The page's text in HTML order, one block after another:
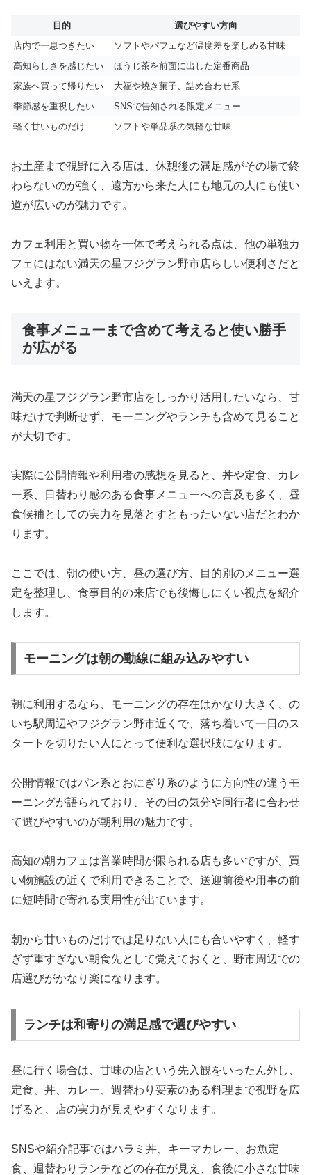
目的
選びやすい方向
店内で一息つきたい
ソフトやパフェなど温度差を楽しめる甘味
高知らしさを感じたい
ほうじ茶を前面に出した定番商品
家族へ買って帰りたい
大福や焼き菓子、詰め合わせ系
季節感を重視したい
SNSで告知される限定メニュー
軽く甘いものだけ
ソフトや単品系の気軽な甘味
お土産まで視野に入る店は、休憩後の満足感がその場で終
わらないのが強く、遠方から来た人にも地元の人にも使い
道が広いのが魅力です。
カフェ利用と買い物を一体で考えられる点は、他の単独カ
フェにはない満天の星フジグラン野市店らしい便利さだと
いえます。
食事メニューまで含めて考えると使い勝手
が広がる
満天の星フジグラン野市店をしっかり活用したいなら、甘
味だけで判断せず、モーニングやランチも含めて見ること
が大切です。
実際に公開情報や利用者の感想を見ると、丼や定食、カレ
ー系、日替わり感のある食事メニューへの言及も多く、昼
食候補としての実力を見落とすともったいない店だとわか
ります。
ここでは、朝の使い方、昼の選び方、目的別のメニュー選
定を整理し、食事目的の来店でも後悔しにくい視点を紹介
します。
モーニングは朝の動線に組み込みやすい
朝に利用するなら、モーニングの存在はかなり大きく、の
いち駅周辺やフジグラン野市近くで、落ち着いて一日のス
タートを切りたい人にとって便利な選択肢になります。
公開情報ではパン系とおにぎり系のように方向性の違うモ
ーニングが語られており、その日の気分や同行者に合わせ
て選びやすいのが朝利用の魅力です。
高知の朝カフェは営業時間が限られる店も多いですが、買
い物施設の近くで利用できることで、送迎前後や用事の前
に短時間で寄れる実用性が出ています。
朝から甘いものだけでは足りない人にも合いやすく、軽す
ぎず重すぎない朝食先として覚えておくと、野市周辺での
店選びがかなり楽になります。
ランチは和寄りの満足感で選びやすい
昼に行く場合は、甘味の店という先入観をいったん外し、
定食、丼、カレー、週替わり要素のある料理まで視野を広
げると、店の実力が見えやすくなります。
SNSや紹介記事ではハラミ丼、キーマカレー、お魚定
食、週替わりランチなどの存在が見え、食後に小さな甘味